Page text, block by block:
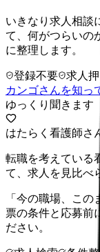
いきなり求人相談
て、何がつらいの
に整理します。
登録不要 求人押
カンゴさんを知っ
ゆっくり聞きます
はたらく看護師さ
転職を考えている
て、求人を見比べ
「今の職場、こ
票の条件と応募前
ださい。